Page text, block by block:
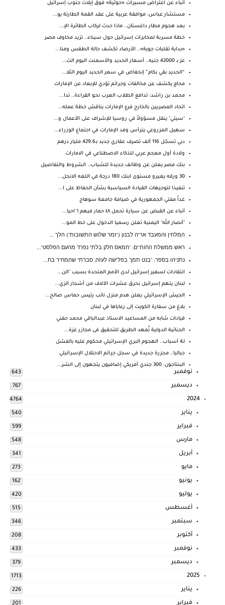
أنباء عن اعتراض مسيرات «حوثية» فوق إيلات جنوب إسرائيل
مستشار عباس: موافقة عربية على عقد القمة الطارئة يو...
بعد هجوم مطار داغستان.. ماذا حدث لركاب الطائرة الإ...
خطة مسربة لمخابرات إسرائيل حول سيناء.. تزيد مخاوف مصر
«بداية تقلبات جوية».. الأرصاد تكشف حالة الطقس ومنا...
عز بـ 42000 جنيه.. أسعار الحديد والأسمنت اليوم الث...
“الحديد بقي بكام” إنخفاض في سعر الحديد اليوم الثلا...
محامٍ يكشف عن مخالفات وجرائم تؤدي للإبعاد عن الإمارات
محمد بن راشد: تدافع الطلاب العرب نحو القراءة.. تدا...
اتحاد المصريين بالخارج فرع الإمارات يناقش خطة عمله...
"سيتي" ينقل مسؤولاً في روسيا للإشراف على الأعمال و...
سهيل المزروعي يترأس وفد الإمارات في اجتماع الوزراء...
دبي تسجّل 116 ألف تصرف عقاري جديد بـ429.6 مليار درهم
ولادة أول معجم عربي للذكاء الاصطناعي في الامارات
بنك مصر يعلن عن وظائف جديدة للشباب.. الشروط والتفاصيل
30 ورقه يغيرو مستوى ابنك 180 درجة في اللغه الانجل...
تنفيذا لتوجيهات القيادة السياسية بشأن الحفاظ على ا...
غداً مفتي الجمهورية في ضيافة جامعة سوهاج
أنباء عن القبض عن سيارة تحمل ٤٨ حمار فيهم ٦ احيا...
"أنصار الله" اليمنية تعلن رسميا الدخول على خط المو...
המלחין והמעבד אריה לבנון ("זמר שלוש התשובות") הלך ...
ראש ממשלת החות'ים: "חמאס חלק בלתי נפרד מהעם הפלסטי...
נתניהו בספר: "בנט תמך בפלישה לעזה, סברתי שהמחיר בח...
انتقادات لسفير إسرائيل لدى الأمم المتحدة بسبب "الن...
لبنان يتهم إسرائيل بحرق عشرات الآلاف من أشجار الزي...
الجيش الإسرائيلي يعلن هدم منزل نائب رئيس حماس صالح...
بلاغ من سفارة الكويت إلى رعاياها في لبنان
قيادات شابه من المساعيد الاستاذ عبدالباقي محمد حفني
الجنائية الدولية تٌمهد الطريق للتحقيق فى مجازر غزة...
لـ4 أسباب.. الهجوم البري الإسرائيلي محكوم عليه بالفشل
جباليا.. مجزرة جديدة في سجل جرائم الاحتلال الإسرائيلي
البنتاجون: 300 جندي أمريكي إضافيون يتجهون إلى الشر...
نوفمبر 643
ديسمبر 767
2024
4764
يناير 540
فبراير 599
مارس 548
أبريل 341
مايو 273
يونيو 162
يوليو 420
أغسطس 515
سبتمبر 346
أكتوبر 208
نوفمبر 433
ديسمبر 379
2025
1713
يناير 226
فبراير 201